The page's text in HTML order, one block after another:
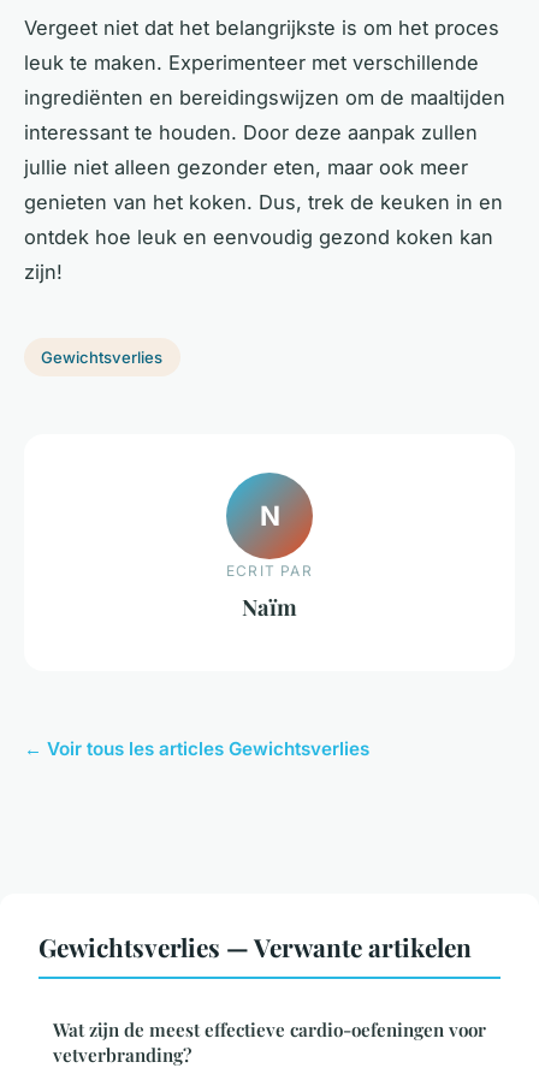
Vergeet niet dat het belangrijkste is om het proces
leuk te maken. Experimenteer met verschillende
ingrediënten en bereidingswijzen om de maaltijden
interessant te houden. Door deze aanpak zullen
jullie niet alleen gezonder eten, maar ook meer
genieten van het koken. Dus, trek de keuken in en
ontdek hoe leuk en eenvoudig gezond koken kan
zijn!
Gewichtsverlies
N
ECRIT PAR
Naïm
← Voir tous les articles Gewichtsverlies
Gewichtsverlies — Verwante artikelen
Wat zijn de meest effectieve cardio-oefeningen voor
vetverbranding?